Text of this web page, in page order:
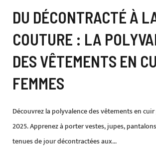
DU DÉCONTRACTÉ À
COUTURE : LA
DES VÊTEMENTS EN
FEMMES
Découvrez la polyvalence des vêtements en
2025. Apprenez à porter vestes, jupes,
tenues de jour décontractées aux...